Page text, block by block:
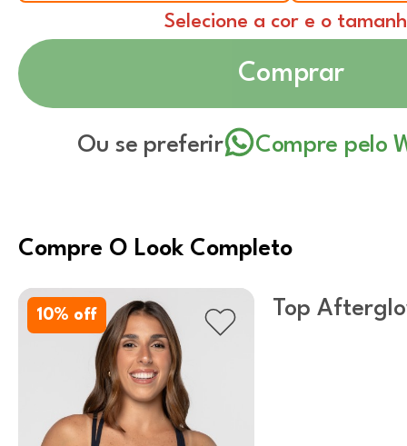
Selecione a cor e o
Comprar
Ou se preferir Compre pelo
Compre O Look Completo
10% off Top